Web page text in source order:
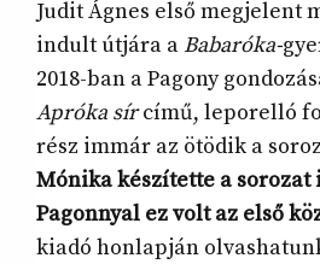
Judit Ágnes első megjelent
indult útjára a Babaróka-
2018-ban a Pagony
Apróka sírcímű, leporelló
rész immár az ötödik a
Mónika készítette a
Pagonnyal ez volt az első
kiadó honlapján